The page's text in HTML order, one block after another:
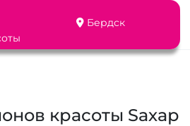
Бердск
красоты Sахар